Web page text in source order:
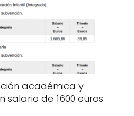
académica y
salario de 1600 euros